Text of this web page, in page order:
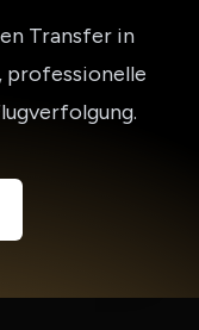
Transfer in
professionelle